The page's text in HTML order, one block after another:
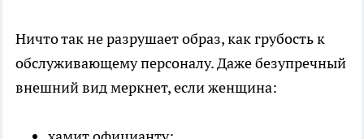
Ничто так не разрушает образ, как грубость к
обслуживающему персоналу. Даже безупречный
внешний вид меркнет, если женщина: